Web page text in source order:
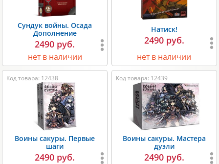
Сундук войны. Осада
Дополнение
2490 руб.
нет в наличии
Натиск!
2490 руб.
нет в наличии
Код товара: 12438
Воины сакуры. Первые
шаги
2490 руб.
Код товара: 12439
Воины сакуры. Мастера
дуэли
2490 руб.